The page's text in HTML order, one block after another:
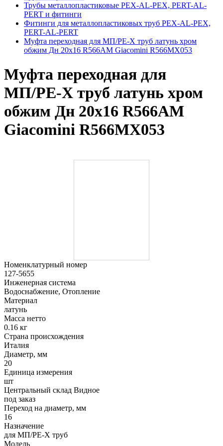
Трубы металлопластиковые PEX-AL-PEX, PERT-AL-
PERT и фитинги
Фитинги для металлопластиковых труб PEX-AL-PEX,
PERT-AL-PERT
Муфта переходная для МП/PE-X труб латунь хром
обжим Дн 20х16 R566AM Giacomini R566MX053
Муфта переходная для
МП/PE-X труб латунь хром
обжим Дн 20х16 R566AM
Giacomini R566MX053
Номенклатурный номер
127-5655
Инженерная система
Водоснабжение, Отопление
Материал
латунь
Масса нетто
0.16 кг
Страна происхождения
Италия
Диаметр, мм
20
Единица измерения
шт
Центральный склад Видное
под заказ
Переход на диаметр, мм
16
Назначение
для МП/PE-X труб
Модель